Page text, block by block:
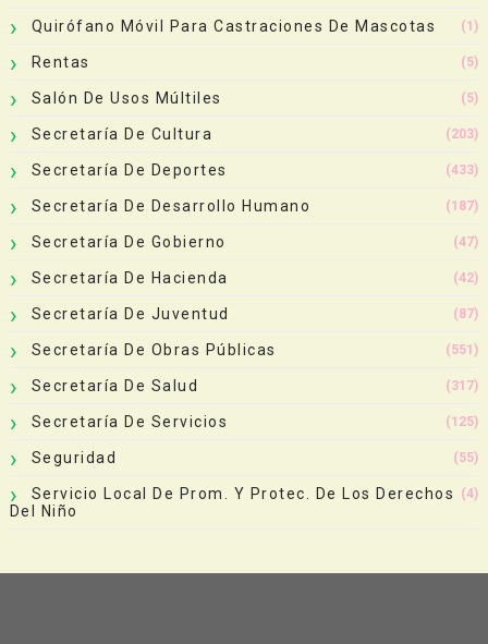
Quirófano Móvil Para Castraciones De Mascotas (1)
Rentas (5)
Salón De Usos Múltiles (5)
Secretaría De Cultura (203)
Secretaría De Deportes (433)
Secretaría De Desarrollo Humano (187)
Secretaría De Gobierno (47)
Secretaría De Hacienda (42)
Secretaría De Juventud (87)
Secretaría De Obras Públicas (551)
Secretaría De Salud (317)
Secretaría De Servicios (125)
Seguridad (55)
Servicio Local De Prom. Y Protec. De Los Derechos
Del Niño
(4)